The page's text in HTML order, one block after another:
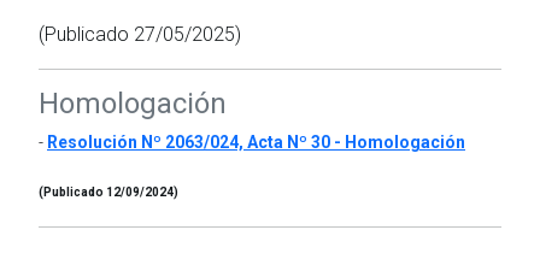
(Publicado 27/05/2025)
Homologación
- Resolución Nº 2063/024, Acta Nº 30 - Homologación
(Publicado 12/09/2024)